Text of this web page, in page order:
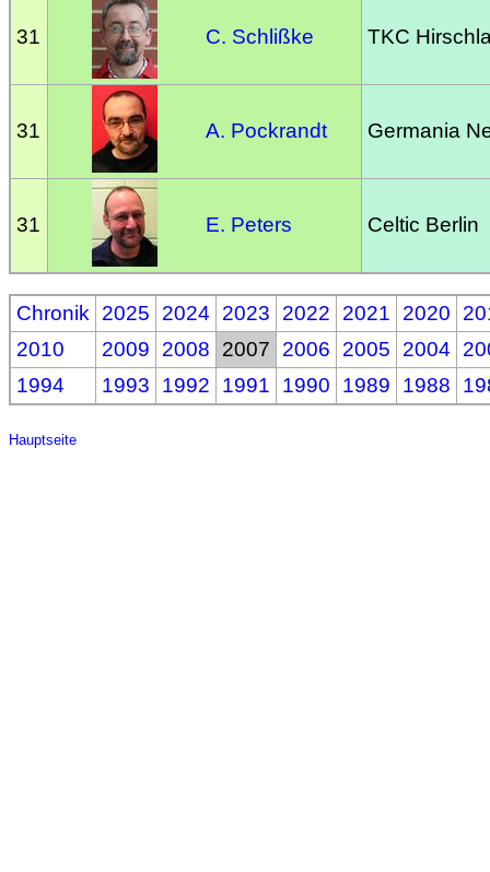
31 C. Schlißke TKC
31 A. Pockrandt Germania
31 E. Peters Celtic Berlin
Chronik 2025 2024 2023 2022 2021 2020
2010
2009 2008 2007 2006 2005 2004
1994
1993 1992 1991 1990 1989 1988
Hauptseite